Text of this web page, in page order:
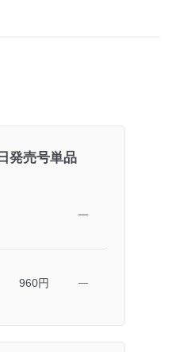
発売号単品
―
960円 ―